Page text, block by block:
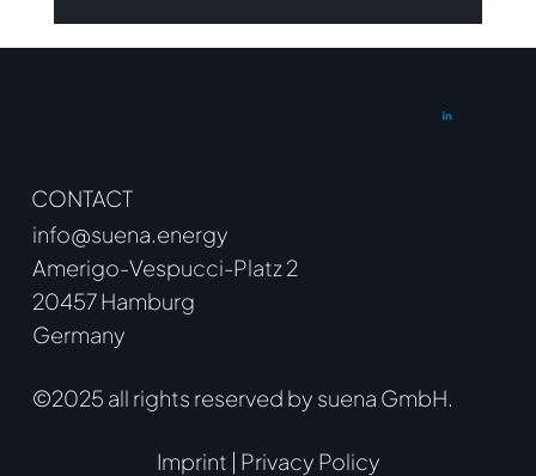
CONTACT
info@suena.energy
Amerigo-Vespucci-Platz 2
20457 Hamburg
Germany
©2025 all rights reserved by suena GmbH.
Imprint | Privacy Policy